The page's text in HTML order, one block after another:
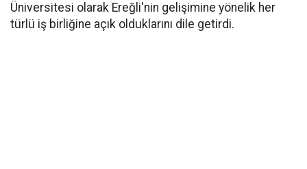
Üniversitesi olarak Ereğli'nin gelişimine yönelik her
türlü iş birliğine açık olduklarını dile getirdi.